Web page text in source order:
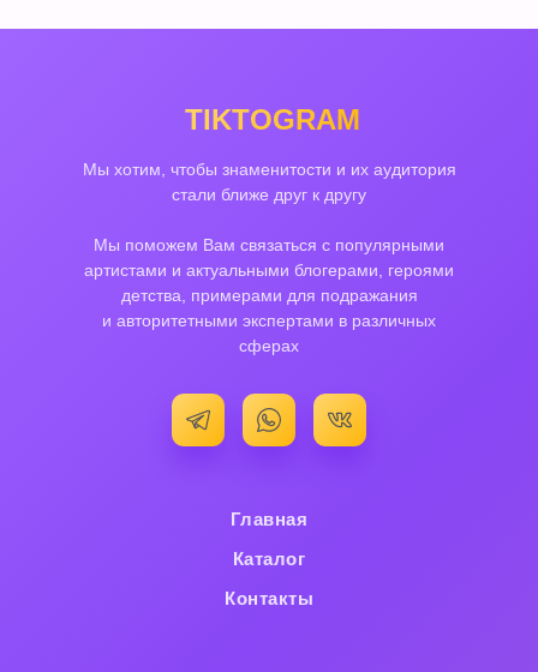
Мы хотим, чтобы знаменитости и их аудитория
стали ближе друг к другу
Мы поможем Вам связаться с популярными
артистами и актуальными блогерами, героями
детства, примерами для подражания
и авторитетными экспертами в различных
сферах
TIKTOGRAM
Контакты
Главная
Каталог